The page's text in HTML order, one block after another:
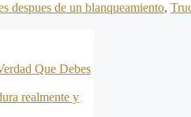
despues de un blanqueamiento,
Que Debes
realmente y